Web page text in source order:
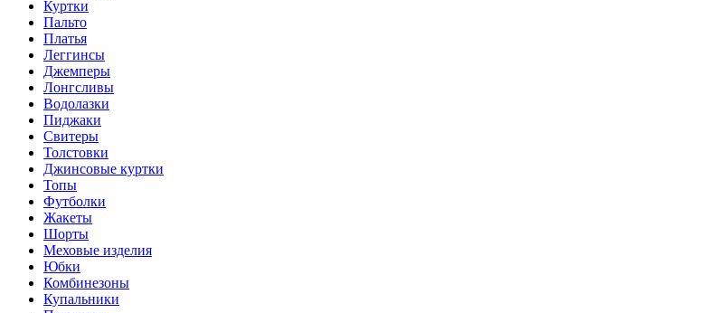
Куртки
Пальто
Платья
Леггинсы
Джемперы
Лонгсливы
Водолазки
Пиджаки
Свитеры
Толстовки
Джинсовые куртки
Топы
Футболки
Жакеты
Шорты
Меховые изделия
Юбки
Комбинезоны
Купальники